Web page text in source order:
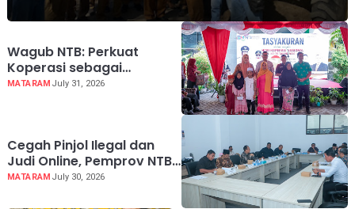
Wagub NTB: Perkuat
Koperasi sebagai
Penggerak Ekonomi
MATARAM July 31, 2026
Cegah Pinjol Ilegal dan
Judi Online, Pemprov NTB
Perkuat Mitigasi dan
MATARAM July 30, 2026